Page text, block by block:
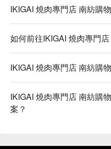
IKIGAI 燒肉專門店 南紡購
如何前往IKIGAI 燒肉專門
IKIGAI 燒肉專門店 南紡購
IKIGAI 燒肉專門店 南紡購
案？